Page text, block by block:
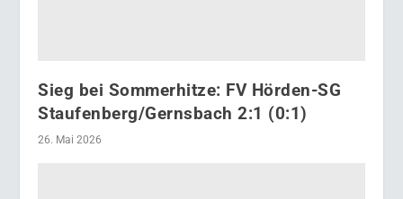
Sieg bei Sommerhitze: FV Hörden-SG
Staufenberg/Gernsbach 2:1 (0:1)
26. Mai 2026